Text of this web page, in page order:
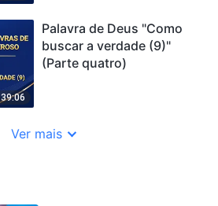
39:06
Palavra de Deus "Como
buscar a verdade (9)"
(Parte quatro)
Ver mais